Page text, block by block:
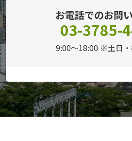
お電話でのお問
03-3785-
9:00～18:00 ※土日・